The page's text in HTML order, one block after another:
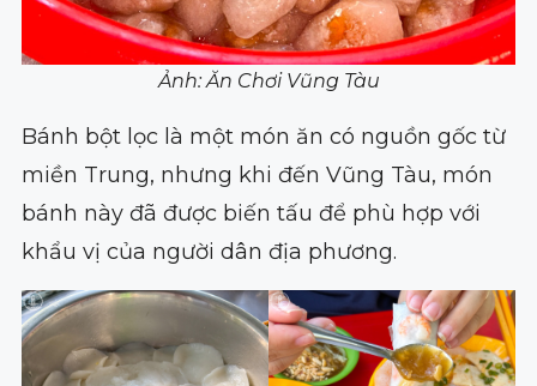
Ảnh: Ăn Chơi Vũng Tàu
Bánh bột lọc là một món ăn có nguồn gốc từ
miền Trung, nhưng khi đến Vũng Tàu, món
bánh này đã được biến tấu để phù hợp với
khẩu vị của người dân địa phương.